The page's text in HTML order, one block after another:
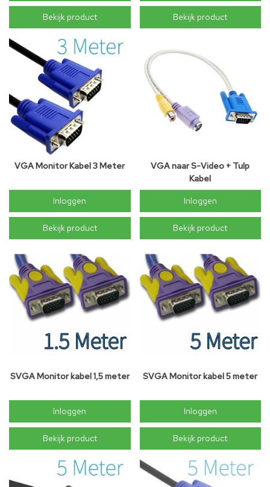
Bekijk product Bekijk product
VGA Monitor Kabel 3 Meter
Inloggen
Bekijk product
VGA naar S-Video + Tulp
Kabel
Inloggen
Bekijk product
SVGA Monitor kabel 1,5 meter
Inloggen
Bekijk product
SVGA Monitor kabel 5 meter
Inloggen
Bekijk product